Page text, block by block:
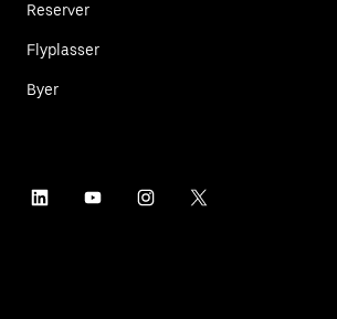
Reserver
Flyplasser
Byer